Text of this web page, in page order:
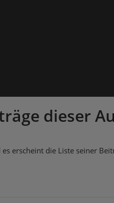
dieser
erscheint die Liste seiner